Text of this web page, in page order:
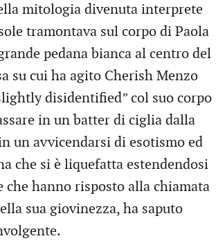
mitologia divenuta interprete
tramontava sul corpo di Paola
pedana bianca al centro del
su cui ha agito Cherish Menzo
disidentified” col suo corpo
in un batter di ciglia dalla
un avvicendarsi di esotismo ed
che si è liquefatta estendendosi
hanno risposto alla chiamata
sua giovinezza, ha saputo